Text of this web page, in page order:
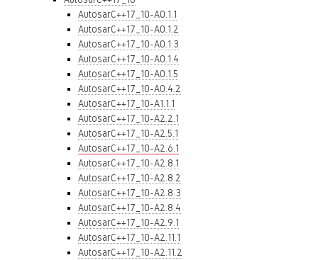
AutosarC++17_10-A0.1.1
AutosarC++17_10-A0.1.2
AutosarC++17_10-A0.1.3
AutosarC++17_10-A0.1.4
AutosarC++17_10-A0.1.5
AutosarC++17_10-A0.4.2
AutosarC++17_10-A1.1.1
AutosarC++17_10-A2.2.1
AutosarC++17_10-A2.5.1
AutosarC++17_10-A2.6.1
AutosarC++17_10-A2.8.1
AutosarC++17_10-A2.8.2
AutosarC++17_10-A2.8.3
AutosarC++17_10-A2.8.4
AutosarC++17_10-A2.9.1
AutosarC++17_10-A2.11.1
AutosarC++17_10-A2.11.2